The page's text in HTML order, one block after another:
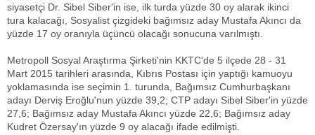
siyasetçi Dr. Sibel Siber'in ise, ilk turda yüzde 30 oy alarak ikinci
tura kalacağı, Sosyalist çizgideki bağımsız aday Mustafa Akıncı da
yüzde 17 oy oranıyla üçüncü olacağı sonucuna varılmıştı.
Metropoll Sosyal Araştırma Şirketi'nin KKTC'de 5 ilçede 28 - 31
Mart 2015 tarihleri arasında, Kıbrıs Postası için yaptığı kamuoyu
yoklamasında ise seçimin 1. turunda, Bağımsız Cumhurbaşkanı
adayı Derviş Eroğlu'nun yüzde 39,2; CTP adayı Sibel Siber'in yüzde
27,6; Bağımsız aday Mustafa Akıncı yüzde 22,6; Bağımsız aday
Kudret Özersay'ın yüzde 9 oy alacağı ifade edilmişti.